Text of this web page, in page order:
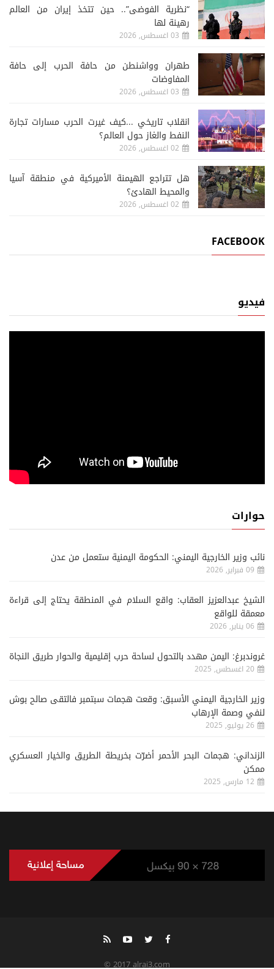
“نظرية الفوضى”.. حين تتخذ إيران من العالم
رهينة لها
03 اغسطس, 2026
طهران وواشنطن من حافة الحرب إلى حافة
المفاوضات
03 اغسطس, 2026
انقلاب تاريخي ...كيف غيرت الحرب مسارات تجارة
النفط والغاز حول العالم؟
02 اغسطس, 2026
هل تتراجع الهيمنة الأميركية في منطقة آسيا
والمحيط الهادئ؟
02 اغسطس, 2026
FACEBOOK
فيديو
حوارات
نائب وزير الخارجية اليمني: الحكومة اليمنية ستعمل من عدن
09 فبراير, 2026
الشيخ عبدالعزيز العقاب: واقع السلام في المنطقة يحتاج إلى قراءة
معمقة للواقع
06 يناير, 2026
غروندبرغ: اليمن مهدد بالتحول لساحة حرب إقليمية والحوار طريق النجاة
20 اغسطس, 2025
وزير الخارجية اليمني الأسبق: وقعت هجمات سبتمبر فالتقى صالح بوش
لنفي وصمة الإرهاب
26 يوليو, 2025
الزنداني: هجمات البحر الأحمر أضرّت بخريطة الطريق والخيار العسكري
ممكن
12 مارس, 2025
© 2017 alrai3.com